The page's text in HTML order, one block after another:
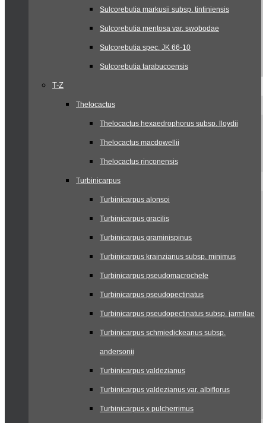
Sulcorebutia markusii subsp. tintiniensis
Sulcorebutia mentosa var. swobodae
Sulcorebutia spec. JK 66-10
Sulcorebutia tarabucoensis
T-Z
Thelocactus
Thelocactus hexaedrophorus subsp. lloydii
Thelocactus macdowellii
Thelocactus rinconensis
Turbinicarpus
Turbinicarpus alonsoi
Turbinicarpus gracilis
Turbinicarpus graminispinus
Turbinicarpus krainzianus subsp. minimus
Turbinicarpus pseudomacrochele
Turbinicarpus pseudopectinatus
Turbinicarpus pseudopectinatus subsp. jarmilae
Turbinicarpus schmiedickeanus subsp.
andersonii
Turbinicarpus valdezianus
Turbinicarpus valdezianus var. albiflorus
Turbinicarpus x pulcherrimus